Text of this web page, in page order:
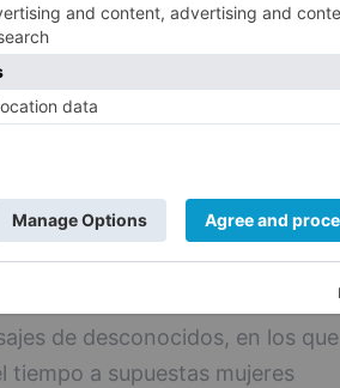
dos personas que también
como "mulas digitales",
al extranjero,
"comisión" por los servicios
otra variante de la sextorsión
a través de páginas de citas.
de desconocidos, en los que
tiempo a supuestas mujeres